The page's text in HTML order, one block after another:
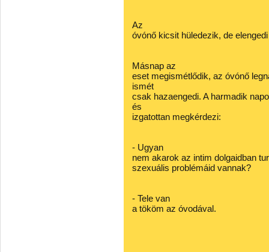
Az
óvónő kicsit hüledezik, de
Másnap az
eset megismétlődik, az óvónő
ismét
csak hazaengedi. A harmadik
és
izgatottan megkérdezi:
- Ugyan
nem akarok az intim dolgaidban
szexuális problémáid vannak?
- Tele van
a tököm az óvodával.